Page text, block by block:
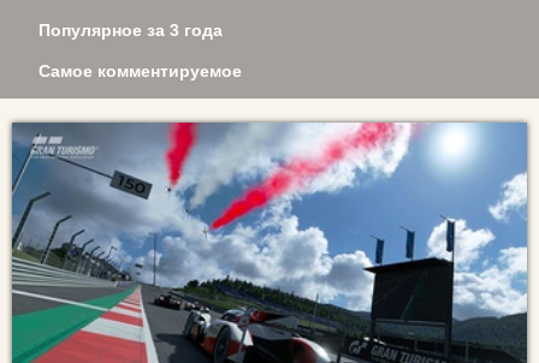
Популярное за 3 года
Самое комментируемое